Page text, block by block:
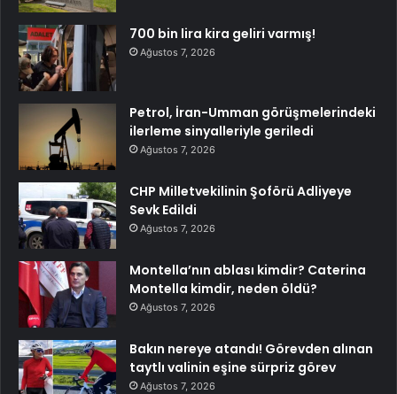
700 bin lira kira geliri varmış!
Ağustos 7, 2026
Petrol, İran-Umman görüşmelerindeki
ilerleme sinyalleriyle geriledi
Ağustos 7, 2026
CHP Milletvekilinin Şoförü Adliyeye
Sevk Edildi
Ağustos 7, 2026
Montella’nın ablası kimdir? Caterina
Montella kimdir, neden öldü?
Ağustos 7, 2026
Bakın nereye atandı! Görevden alınan
taytlı valinin eşine sürpriz görev
Ağustos 7, 2026